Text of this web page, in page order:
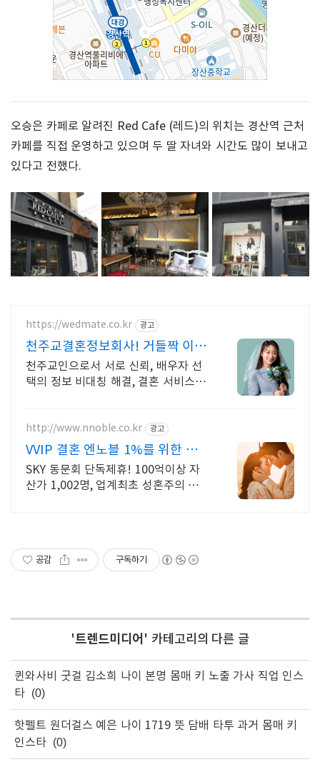
오승은 카페로 알려진 Red Cafe (레드)의 위치는 경산역 근처
카페를 직접 운영하고 있으며 두 딸 자녀와 시간도 많이 보내고
있다고 전했다.
https://wedmate.co.kr 광고
천주교결혼정보회사! 거들짝 이상
형 프로필 무료 받아보기
천주교인으로서 서로 신뢰, 배우자 선
택의 정보 비대칭 해결, 결혼 서비스의
http://www.nnoble.co.kr 광고
VVIP 결혼 엔노블 1%를 위한 상
류층 결정사
SKY 동문회 단독제휴! 100억이상 자
산가 1,002명, 업계최초 성혼주의 시
공감 구독하기
'트렌드미디어 ' 카테고리의 다른 글
퀸와사비 굿걸 김소희 나이 본명 몸매 키 노출 가사 직업 인스
타 (0)
핫펠트 원더걸스 예은 나이 1719 뜻 담배 타투 과거 몸매 키
인스타 (0)